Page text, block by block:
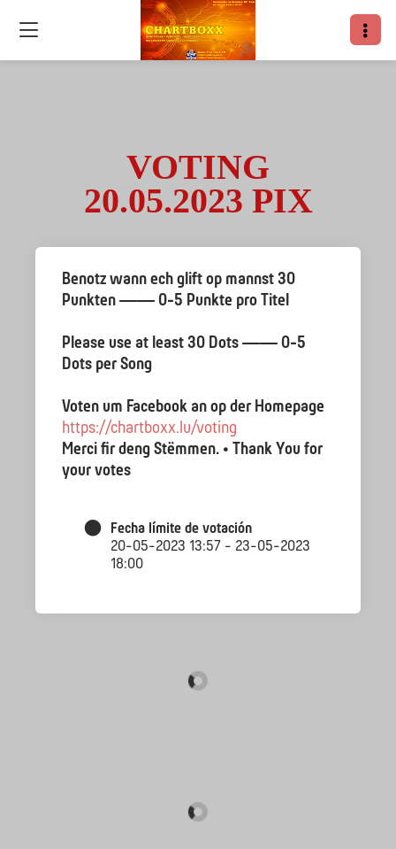
VOTING
20.05.2023 PIX
Benotz wann ech glift op mannst 30
Punkten —— 0-5 Punkte pro Titel
Please use at least 30 Dots —— 0-5
Dots per Song
Voten um Facebook an op der Homepage
https://chartboxx.lu/voting
Merci fir deng Stëmmen. • Thank You for
your votes
Fecha límite de votación
20-05-2023 13:57 - 23-05-2023
18:00